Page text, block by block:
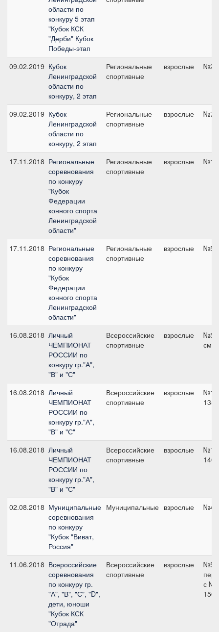
области по
конкуру 5 этап
"Кубок КСК
"Дерби" Кубок
Победы-этап
09.02.2019 Кубок
Ленинградской
области по
конкуру, 2 этап
Региональные
спортивные
взрослые №2,
09.02.2019 Кубок
Ленинградской
области по
конкуру, 2 этап
Региональные
спортивные
взрослые №7,
17.11.2018 Региональные
соревнования
по конкуру
"Кубок
Федерации
конного спорта
Ленинградской
области"
Региональные
спортивные
взрослые №1,
17.11.2018 Региональные
соревнования
по конкуру
"Кубок
Федерации
конного спорта
Ленинградской
области"
Региональные
спортивные
взрослые №5,
16.08.2018 Личный
ЧЕМПИОНАТ
РОССИИ по
конкуру гр."А",
"В" и "С"
Всероссийские
спортивные
взрослые
№5
см
16.08.2018 Личный
ЧЕМПИОНАТ
РОССИИ по
конкуру гр."А",
"В" и "С"
Всероссийские
спортивные
взрослые
№10
135
16.08.2018 Личный
ЧЕМПИОНАТ
РОССИИ по
конкуру гр."А",
"В" и "С"
Всероссийские
спортивные
взрослые
№16
140
02.08.2018 Муниципальные
соревнования
по конкуру
"Кубок "Виват,
Россия"
Муниципальные взрослые №4,
11.06.2018 Всероссийские
соревнования
по конкуру гр.
"А", "В", "С", "D",
дети, юноши
"Кубок КСК
"Отрада"
Всероссийские
спортивные
взрослые
№5
с
150